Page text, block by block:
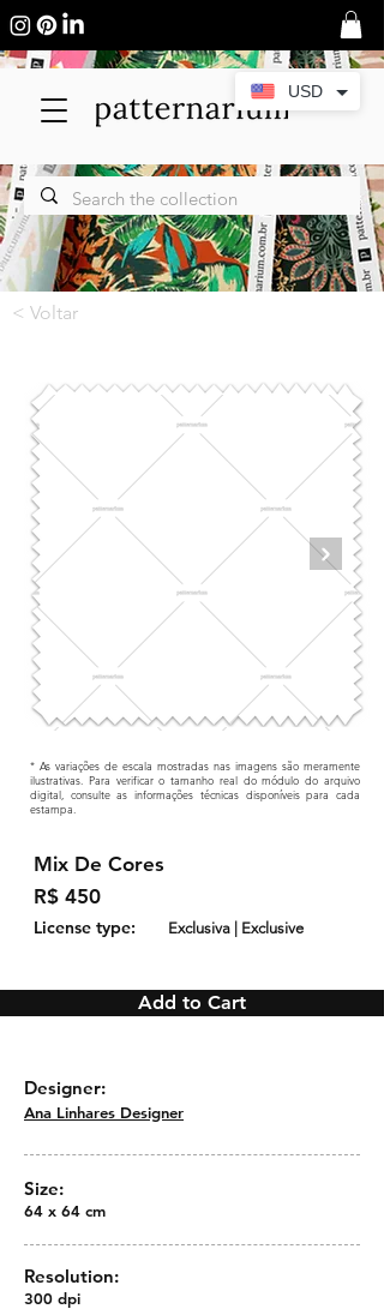
< Voltar
* As variações de escala mostradas nas imagens são meramente
ilustrativas. Para verificar o tamanho real do módulo do arquivo
digital, consulte as informações técnicas disponíveis para cada
estampa.
Mix De Cores
R$ 450
License type: Exclusiva | Exclusive
Add to Cart
Designer:
Ana Linhares Designer
Size:
64 x 64 cm
Resolution:
300 dpi
USD